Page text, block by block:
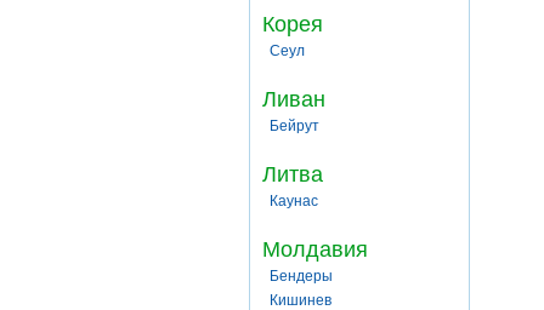
Корея
Сеул
Ливан
Бейрут
Литва
Каунас
Молдавия
Бендеры
Кишинев